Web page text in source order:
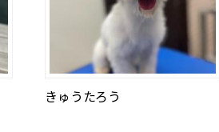
きゅうたろう